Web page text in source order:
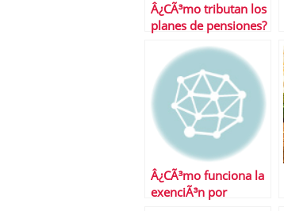
Â¿CÃ³mo tributan los
planes de pensiones?
Â¿CÃ³mo funciona la
exenciÃ³n por